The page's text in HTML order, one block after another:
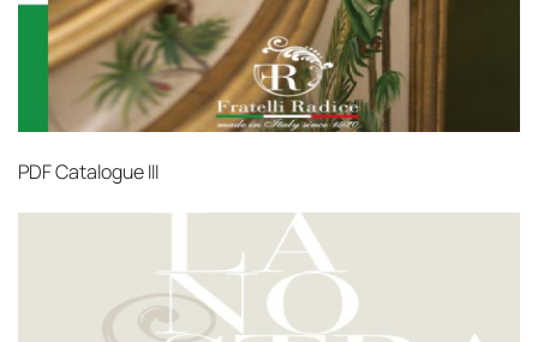
PDFCatalogue III